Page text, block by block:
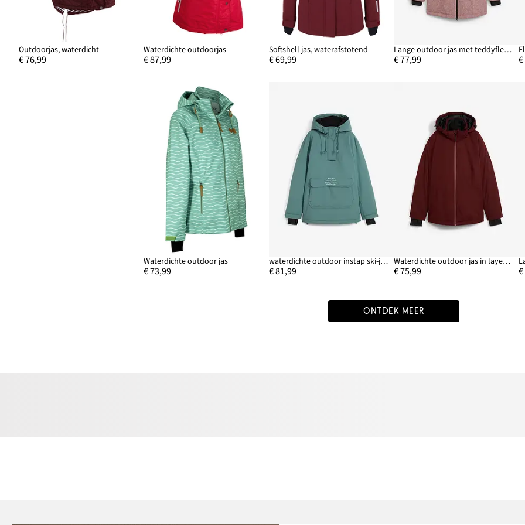
Outdoorjas, waterdicht
€ 76,99
Waterdichte outdoorjas
€ 87,99
Softshell jas, waterafstotend
€ 69,99
Lange outdoor jas met teddyfleece, waterdicht
€ 77,99
Waterdichte outdoor jas
€ 73,99
waterdichte outdoor instap ski-jas met fleece voering, oversized
€ 81,99
Waterdichte outdoor jas in layerlook
€ 75,99
ONTDEK MEER